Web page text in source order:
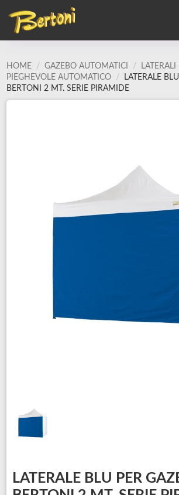
HOME GAZEBO AUTOMATICI
PIEGHEVOLE AUTOMATICO
LATERALE
BERTONI 2 MT. SERIE PIRAMIDE
LATERALE BLU PER